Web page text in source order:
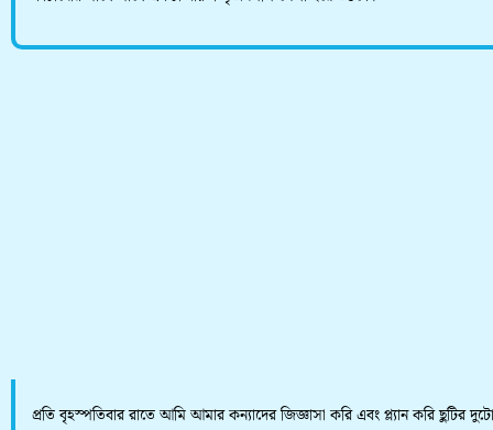
প্রতি বৃহস্পতিবার রাতে আমি আমার কন্যাদের জিজ্ঞাসা করি এবং প্ল্যান করি ছুটির